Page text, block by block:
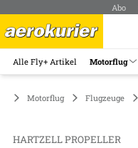
Abo
Alle Fly+ Artikel Motorflug
Motorflug Flugzeuge
HARTZELL PROPELLER